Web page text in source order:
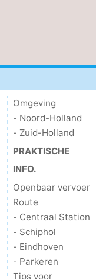
Omgeving
- Noord-Holland
- Zuid-Holland
PRAKTISCHE
INFO.
Openbaar vervoer
Route
- Centraal Station
- Schiphol
- Eindhoven
- Parkeren
Tips voor